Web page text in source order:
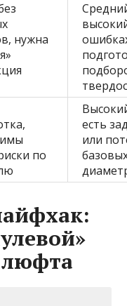
нужна
по
есть
или